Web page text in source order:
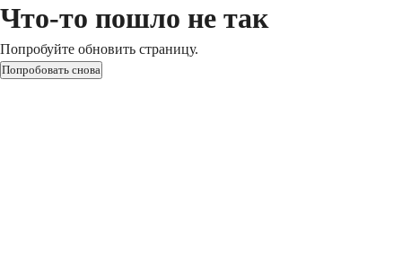
Что-то пошло не так
Попробуйте обновить страницу.
Попробовать снова